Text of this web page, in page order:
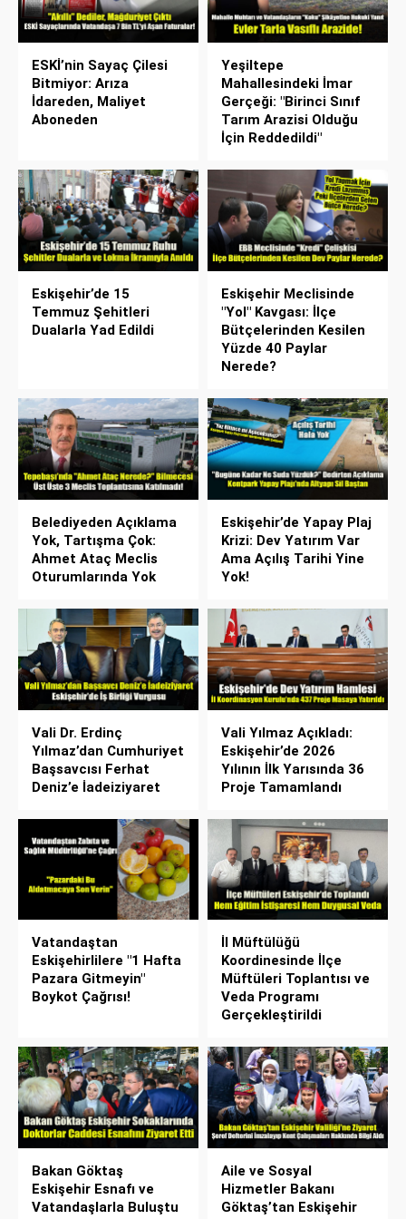
ESKİ’nin Sayaç Çilesi
Bitmiyor: Arıza
İdareden, Maliyet
Aboneden
Yeşiltepe
Mahallesindeki İmar
Gerçeği: "Birinci Sınıf
Tarım Arazisi Olduğu
İçin Reddedildi"
Eskişehir’de 15
Temmuz Şehitleri
Dualarla Yad Edildi
Eskişehir Meclisinde
"Yol" Kavgası: İlçe
Bütçelerinden Kesilen
Yüzde 40 Paylar
Nerede?
Belediyeden Açıklama
Yok, Tartışma Çok:
Ahmet Ataç Meclis
Oturumlarında Yok
Eskişehir’de Yapay Plaj
Krizi: Dev Yatırım Var
Ama Açılış Tarihi Yine
Yok!
Vali Dr. Erdinç
Yılmaz’dan Cumhuriyet
Başsavcısı Ferhat
Deniz’e İadeiziyaret
Vali Yılmaz Açıkladı:
Eskişehir’de 2026
Yılının İlk Yarısında 36
Proje Tamamlandı
Vatandaştan
Eskişehirlilere "1 Hafta
Pazara Gitmeyin"
Boykot Çağrısı!
İl Müftülüğü
Koordinesinde İlçe
Müftüleri Toplantısı ve
Veda Programı
Gerçekleştirildi
Bakan Göktaş
Eskişehir Esnafı ve
Vatandaşlarla Buluştu
Aile ve Sosyal
Hizmetler Bakanı
Göktaş’tan Eskişehir